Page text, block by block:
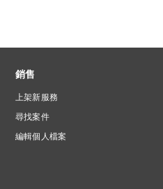
銷售
上架新服務
尋找案件
編輯個人檔案